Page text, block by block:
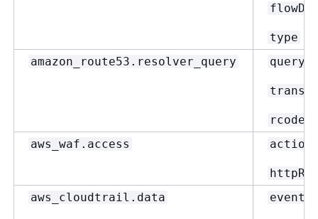
type
amazon_route53.resolver_query
rcode
aws_waf.access
action
aws_cloudtrail.data